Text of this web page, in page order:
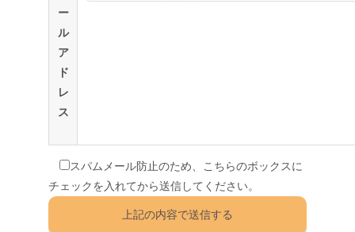
ー
ル
ア
ド
レ
ス
スパムメール防止のため、こちらのボックスに
チェックを入れてから送信してください。